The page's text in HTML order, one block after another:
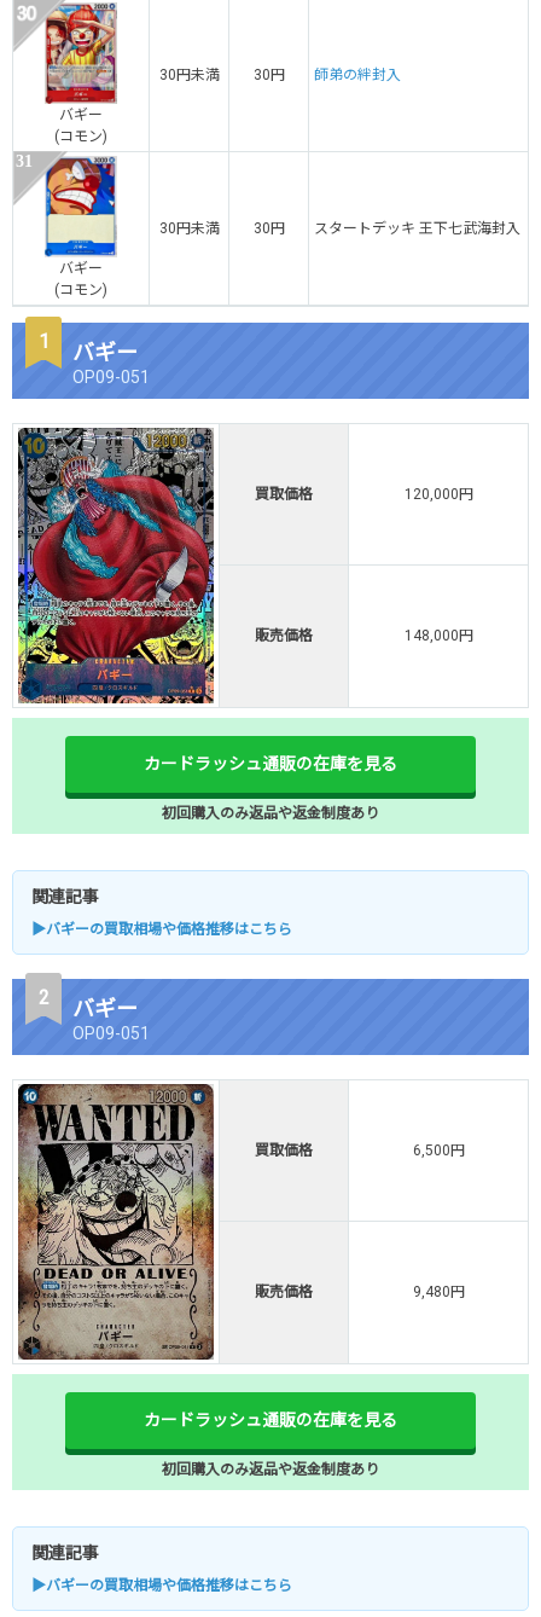
バギー
(コモン)
30円未満 30円 師弟の絆封入
バギー
(コモン)
30円未満 30円 スタートデッキ 王下七武海封入
バギー
OP09-051
買取価格 120,000円
販売価格 148,000円
カードラッシュ通販の在庫を見る
初回購入のみ返品や返金制度あり
関連記事
▶バギーの買取相場や価格推移はこちら
バギー
OP09-051
買取価格 6,500円
販売価格 9,480円
カードラッシュ通販の在庫を見る
初回購入のみ返品や返金制度あり
関連記事
▶バギーの買取相場や価格推移はこちら